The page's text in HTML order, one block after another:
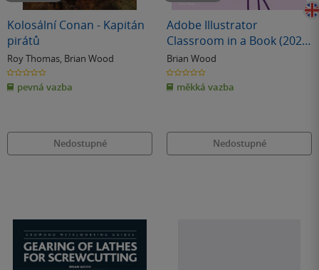
Kolosální Conan - Kapitán
pirátů
Roy Thomas, Brian Wood
0.0
z
5
hvězdiček
pevná vazba
Nedostupné
Adobe Illustrator
Classroom in a Book (2020
release)
Brian Wood
0.0
z
5
hvězdiček
měkká vazba
Nedostupné